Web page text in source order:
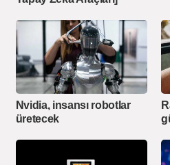
Nvidia, insansı robotlar
üretecek